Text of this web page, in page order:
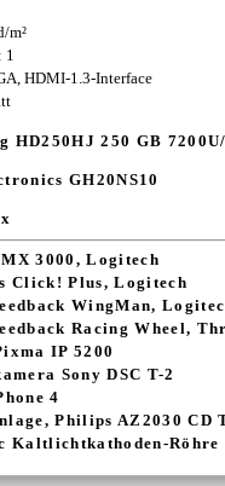
m²
1
HDMI-1.3-Interface
HD250HJ 250 GB
GH20NS10
3000, Logitech
Click! Plus, Logitech
WingMan,
Racing Wheel,
IP 5200
Sony DSC T-2
4
Philips AZ2030 CD
Kaltlichtkathoden-Röhre